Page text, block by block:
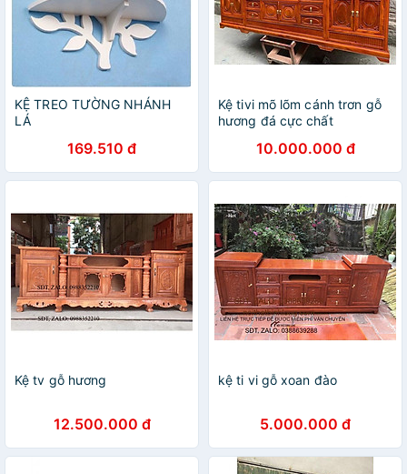
KỆ TREO TƯỜNG NHÁNH
LÁ
169.510 đ
Kệ tivi mõ lõm cánh trơn gỗ
hương đá cực chất
10.000.000 đ
Kệ tv gỗ hương
12.500.000 đ
kệ ti vi gỗ xoan đào
5.000.000 đ